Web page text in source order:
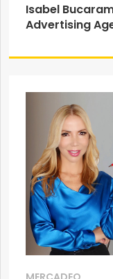
Isabel
Advertising